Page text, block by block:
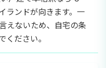
ランドが向きます。一
えないため、自宅の条
ください。